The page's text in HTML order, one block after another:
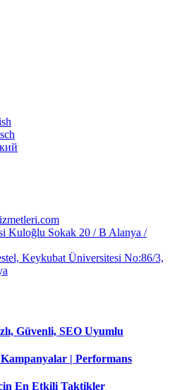
Kuloğlu Sokak 20 / B Alanya /
Keykubat Üniversitesi No:86/3,
Güvenli, SEO Uyumlu
| Performans
En Etkili Taktikler